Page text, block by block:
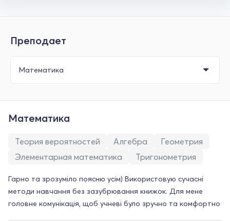
Преподает
Математика
Теория вероятностей Алгебра
Геометрия
Элементарная математика
Тригонометрия
Гарно та зрозуміло поясню усім) Використовую сучасні
методи навчання без зазубрювання книжок. Для мене
головне комунікація, щоб учневі було зручно та комфортно